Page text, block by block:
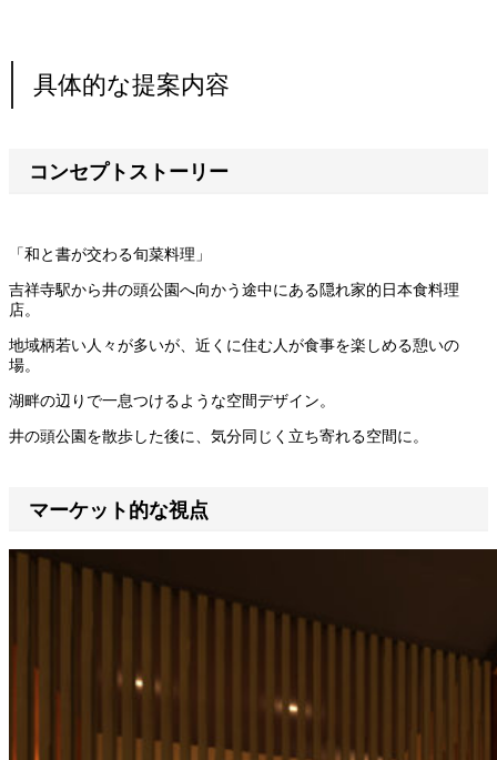
具体的な提案内容
コンセプトストーリー
「和と書が交わる旬菜料理」
吉祥寺駅から井の頭公園へ向かう途中にある隠れ家的日本食料理
店。
地域柄若い人々が多いが、近くに住む人が食事を楽しめる憩いの
場。
湖畔の辺りで一息つけるような空間デザイン。
井の頭公園を散歩した後に、気分同じく立ち寄れる空間に。
マーケット的な視点